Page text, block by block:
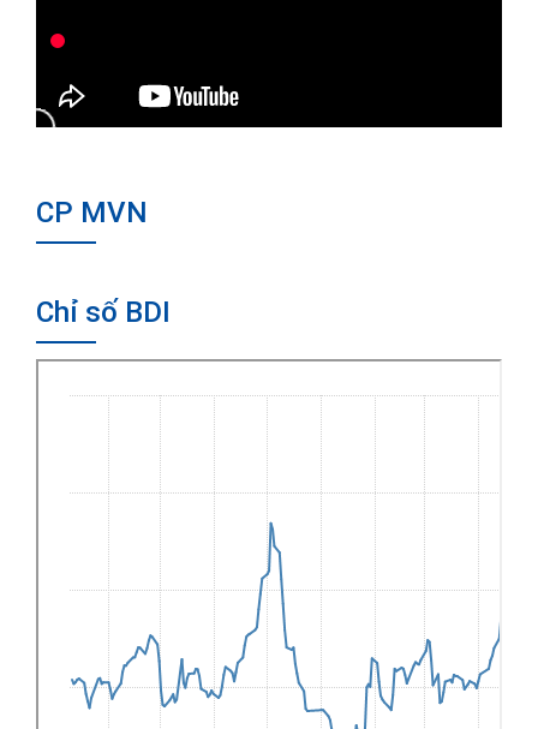
CP MVN
Chỉ số BDI